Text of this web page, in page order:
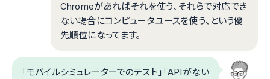
Chromeがあればそれを使う、それらで対応でき
ない場合にコンピュータユースを使う、という優
先順位になってます。
「モバイルシミュレーターでのテスト」「APIがない